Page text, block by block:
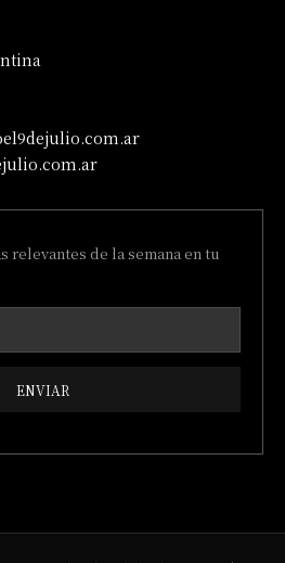
relevantes de la semana en tu
ENVIAR